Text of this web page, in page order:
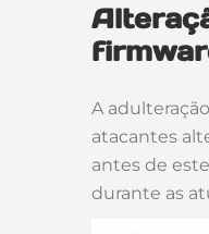
A
atacantes
antes de
durante as